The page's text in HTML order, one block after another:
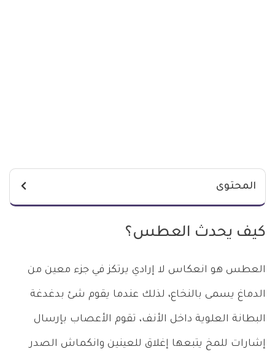
المحتوى
كيف يحدث العطس؟
العطس هو انعكاس لا إرادي يرتكز في جزء معين من
الدماغ يسمى بالنخاع، لذلك عندما يقوم شئ بدغدغة
البطانة العلوية داخل الأنف، تقوم الأعصاب بإرسال
إشارات للمخ يتبعها إغلاق للعينين وانكماش الصدر